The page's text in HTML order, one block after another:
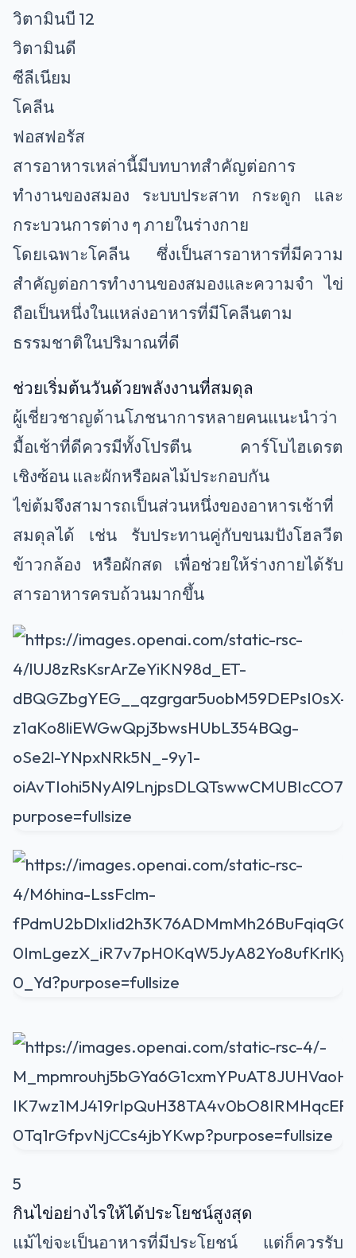
วิตามินบี 12
วิตามินดี
ซีลีเนียม
โคลีน
ฟอสฟอรัส
สารอาหารเหล่านี้มีบทบาทสำคัญต่อการ
ทำงานของสมอง ระบบประสาท กระดูก และ
กระบวนการต่าง ๆ ภายในร่างกาย
โดยเฉพาะโคลีน ซึ่งเป็นสารอาหารที่มีความ
สำคัญต่อการทำงานของสมองและความจำ ไข่
ถือเป็นหนึ่งในแหล่งอาหารที่มีโคลีนตาม
ธรรมชาติในปริมาณที่ดี
ช่วยเริ่มต้นวันด้วยพลังงานที่สมดุล
ผู้เชี่ยวชาญด้านโภชนาการหลายคนแนะนำว่า
มื้อเช้าที่ดีควรมีทั้งโปรตีน คาร์โบไฮเดรต
เชิงซ้อน และผักหรือผลไม้ประกอบกัน
ไข่ต้มจึงสามารถเป็นส่วนหนึ่งของอาหารเช้าที่
สมดุลได้ เช่น รับประทานคู่กับขนมปังโฮลวีต
ข้าวกล้อง หรือผักสด เพื่อช่วยให้ร่างกายได้รับ
สารอาหารครบถ้วนมากขึ้น
5
กินไข่อย่างไรให้ได้ประโยชน์สูงสุด
แม้ไข่จะเป็นอาหารที่มีประโยชน์ แต่ก็ควรรับ